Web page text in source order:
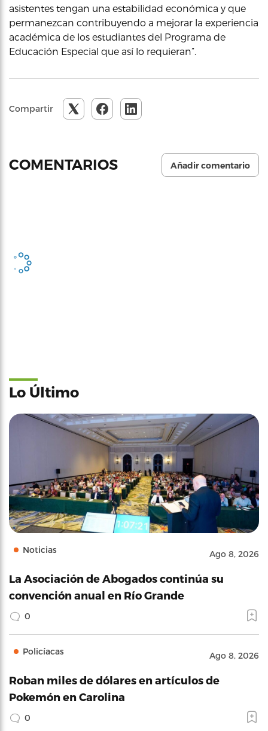
asistentes tengan una estabilidad económica y que
permanezcan contribuyendo a mejorar la experiencia
académica de los estudiantes del Programa de
Educación Especial que así lo requieran”.
Compartir
COMENTARIOS Añadir comentario
Lo Último
Noticias Ago 8, 2026
La Asociación de Abogados continúa su
convención anual en Río Grande
0
Policíacas Ago 8, 2026
Roban miles de dólares en artículos de
Pokemón en Carolina
0